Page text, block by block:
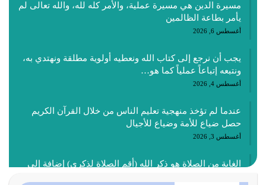
مسيرة الدين هي مسيرة عملية، والأمر كله لله، والله تعالى لم
يأمر بطاعة الظالمين
أغسطس 6, 2026
يجب أن نرجع إلى كتاب الله ونعطيه أولوية مطلقة ونهتدي به،
ونتبعه إتباعاً عملياً كما هو…
أغسطس 4, 2026
عندما لم تؤخذ منهجية تعليم الناس من خلال القرآن الكريم
حصل ضياع للأمة وضياع للأجيال
أغسطس 3, 2026
الغاية من الصلاة هو ذكر الله (أقم الصلاة لذكري) إضافة إلى